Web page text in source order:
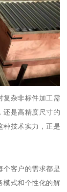
复杂非标件加工需
还是高精度尺寸的
种技术实力，正是
个客户的需求都是
模式和个性化的解